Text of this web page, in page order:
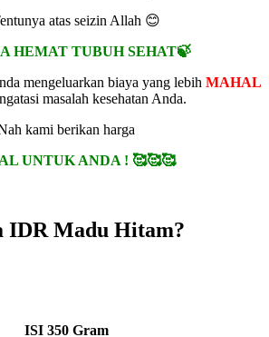
atas seizin Allah 😊
HEMAT TUBUH SEHAT🍃
mengeluarkan biaya yang lebih MAHAL
masalah kesehatan Anda.
kami berikan harga
UNTUK ANDA ! 🥰🥰🥰
IDR Madu Hitam?
ISI350 Gram